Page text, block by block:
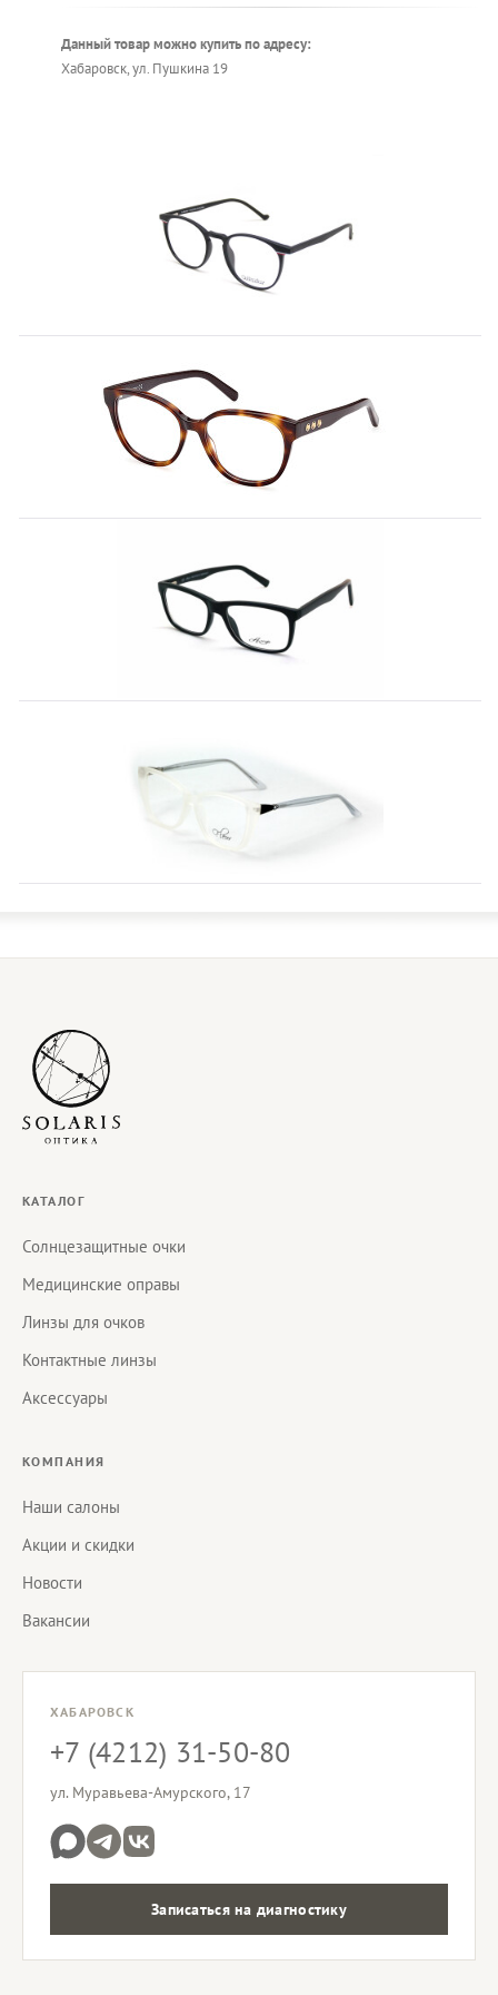
Данный товар можно купить по адресу:
Хабаровск, ул. Пушкина 19
КАТАЛОГ
Солнцезащитные очки
Медицинские оправы
Линзы для очков
Контактные линзы
Аксессуары
КОМПАНИЯ
Наши салоны
Акции и скидки
Новости
Вакансии
ХАБАРОВСК
+7 (4212) 31-50-80
ул. Муравьева-Амурского, 17
Записаться на диагностику